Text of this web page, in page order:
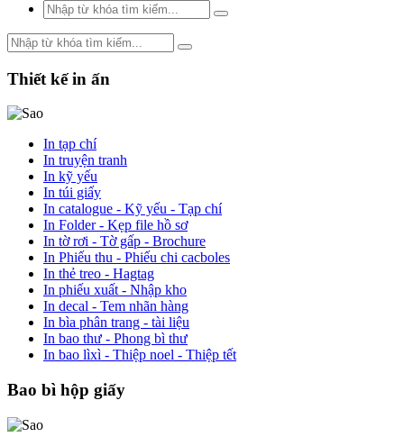
Thiết kế in ấn
In tạp chí
In truyện tranh
In kỹ yếu
In túi giấy
In catalogue - Kỹ yếu - Tạp chí
In Folder - Kẹp file hồ sơ
In tờ rơi - Tờ gấp - Brochure
In Phiếu thu - Phiếu chi cacboles
In thẻ treo - Hagtag
In phiếu xuất - Nhập kho
In decal - Tem nhãn hàng
In bìa phân trang - tài liệu
In bao thư - Phong bì thư
In bao lìxì - Thiệp noel - Thiệp tết
Bao bì hộp giấy